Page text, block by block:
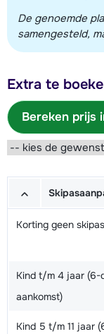
De genoemde
samengesteld,
Extra te
Bereken prijs
Korting geen skipas
Kind t/m 4 jaar (6-
aankomst)
Kind 5 t/m 11 jaar